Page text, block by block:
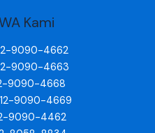
Kami
9090-4662
9090-4663
9090-4668
9090-4669
9090-4462